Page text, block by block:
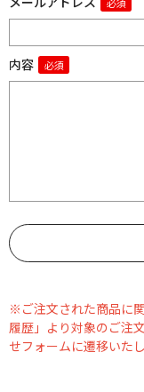
内容
※ご注文された商品に
履歴」より対象のご注
せフォームに遷移いたし